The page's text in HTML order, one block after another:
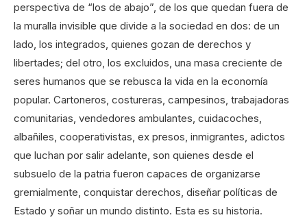
perspectiva de “los de abajo”, de los que quedan fuera de
la muralla invisible que divide a la sociedad en dos: de un
lado, los integrados, quienes gozan de derechos y
libertades; del otro, los excluidos, una masa creciente de
seres humanos que se rebusca la vida en la economía
popular. Cartoneros, costureras, campesinos, trabajadoras
comunitarias, vendedores ambulantes, cuidacoches,
albañiles, cooperativistas, ex presos, inmigrantes, adictos
que luchan por salir adelante, son quienes desde el
subsuelo de la patria fueron capaces de organizarse
gremialmente, conquistar derechos, diseñar políticas de
Estado y soñar un mundo distinto. Esta es su historia.